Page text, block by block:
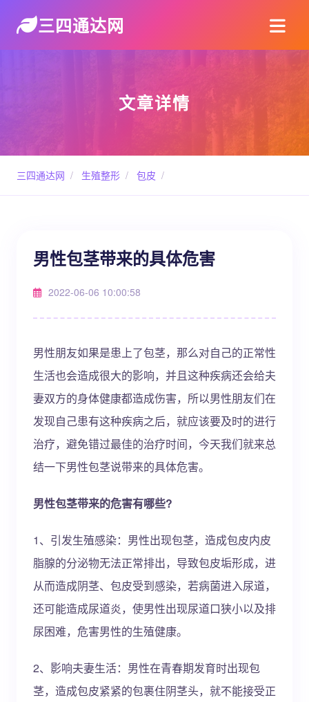
三四通达网
文章详情
三四通达网 / 生殖整形 / 包皮 /
男性包茎带来的具体危害
2022-06-06 10:00:58
男性朋友如果是患上了包茎，那么对自己的正常性
生活也会造成很大的影响，并且这种疾病还会给夫
妻双方的身体健康都造成伤害，所以男性朋友们在
发现自己患有这种疾病之后，就应该要及时的进行
治疗，避免错过最佳的治疗时间，今天我们就来总
结一下男性包茎说带来的具体危害。
男性包茎带来的危害有哪些?
1、引发生殖感染：男性出现包茎，造成包皮内皮
脂腺的分泌物无法正常排出，导致包皮垢形成，进
从而造成阴茎、包皮受到感染，若病菌进入尿道，
还可能造成尿道炎，使男性出现尿道口狭小以及排
尿困难，危害男性的生殖健康。
2、影响夫妻生活：男性在青春期发育时出现包
茎，造成包皮紧紧的包裹住阴茎头，就不能接受正